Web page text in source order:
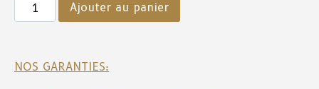
Ajouter au panier
NOS GARANTIES: